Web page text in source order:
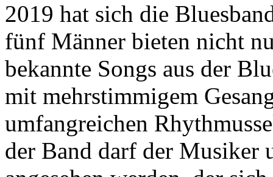
2019 hat sich die
fünf Männer bieten nicht
bekannte Songs aus der
mit mehrstimmigem
umfangreichen
der Band darf der Musiker